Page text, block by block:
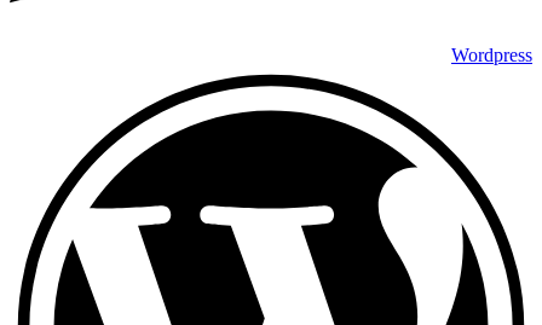
Wordpress